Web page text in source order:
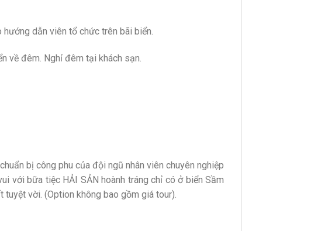
dẫn viên tổ chức trên bãi biển.
về đêm. Nghỉ đêm tại khách sạn.
bị công phu của đội ngũ nhân viên chuyên nghiệp
với bữa tiệc HẢI SẢN hoành tráng chỉ có ở biển Sầm
vời. (Option không bao gồm giá tour).